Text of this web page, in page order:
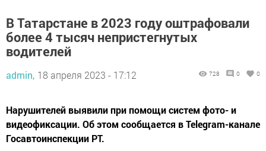
В Татарстане в 2023 году оштрафовали
более 4 тысяч непристегнутых
водителей
admin, 18 апреля 2023 - 17:12 728 0 0
Нарушителей выявили при помощи систем фото- и
видеофиксации. Об этом сообщается в Telegram-канале
Госавтоинспекции РТ.